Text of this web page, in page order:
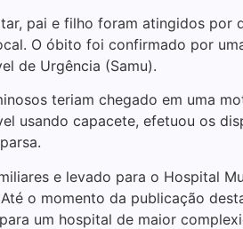
pai e filho foram atingidos por
O óbito foi confirmado por
de Urgência (Samu).
teriam chegado em uma
usando capacete, efetuou os
e levado para o Hospital
o momento da publicação
um hospital de maior